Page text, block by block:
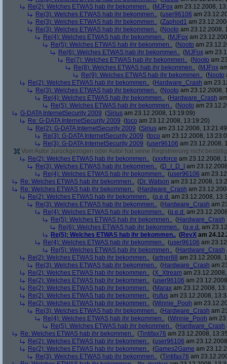
Re(2): Welches ETWAS hab ihr bekommen.. (MJFox am 23.12.2008,
Re(3): Welches ETWAS hab ihr bekommen.. (user96106 am
Re(3): Welches ETWAS hab ihr bekommen.. (Zaphod1 am
Re(3): Welches ETWAS hab ihr bekommen.. (Nooto am 23.12.2008,
Re(4): Welches ETWAS hab ihr bekommen.. (MJFox am
Re(5): Welches ETWAS hab ihr bekommen.. (Nooto am
Re(6): Welches ETWAS hab ihr bekommen.. (MJFox am
Re(7): Welches ETWAS hab ihr bekommen.. (Nooto am
Re(8): Welches ETWAS hab ihr bekommen.. (MJFox
Re(9): Welches ETWAS hab ihr bekommen.. (Nooto
Re(2): Welches ETWAS hab ihr bekommen.. (Hardware_Crash am
Re(3): Welches ETWAS hab ihr bekommen.. (Nooto am 23.12.2008,
Re(4): Welches ETWAS hab ihr bekommen.. (Hardware_Crash
Re(5): Welches ETWAS hab ihr bekommen.. (Nooto am
G-DATA InternetSecurity 2009 (Sirius am 23.12.2008, 13:19:09)
Re: G-DATA InternetSecurity 2009 (toco am 23.12.2008, 13:19:20)
Re(2): G-DATA InternetSecurity 2009 (Sirius am 23.12.2008,
Re(3): G-DATA InternetSecurity 2009 (toco am 23.12.2008,
Re(3): G-DATA InternetSecurity 2009 (user96106 am 23.12.2008,
Vom Autor zurückgezogen oder Autor hat seine Registrierung nicht
Re(2): Welches ETWAS hab ihr bekommen.. (xxxforce am 23.12.2008,
Re(3): Welches ETWAS hab ihr bekommen.. (D_I_D_I
am
Re(4): Welches ETWAS hab ihr bekommen.. (user96106 am
Re: Welches ETWAS hab ihr bekommen.. (Dr. Watson am 23.12.2008,
Re: Welches ETWAS hab ihr bekommen.. (Hardware_Crash am
Re(2): Welches ETWAS hab ihr bekommen.. (q.e.d. am 23.12.2008,
Re(3): Welches ETWAS hab ihr bekommen.. (Hardware_Crash am
Re(4): Welches ETWAS hab ihr bekommen.. (q.e.d. am
Re(5): Welches ETWAS hab ihr bekommen.. (Hardware_Crash
Re(6): Welches ETWAS hab ihr bekommen.. (q.e.d. am
Re(5): Welches ETWAS hab ihr bekommen.. (RevX am
Re(4): Welches ETWAS hab ihr bekommen.. (user96106 am
Re(5): Welches ETWAS hab ihr bekommen.. (Hardware_Crash
Re(2): Welches ETWAS hab ihr bekommen.. (artner88 am 23.12.2008,
Re(3): Welches ETWAS hab ihr bekommen.. (Hardware_Crash am
Re(2): Welches ETWAS hab ihr bekommen.. (X_Xtream am
Re(2): Welches ETWAS hab ihr bekommen.. (user96106 am
Re(2): Welches ETWAS hab ihr bekommen.. (Marax am 23.12.2008,
Re(2): Welches ETWAS hab ihr bekommen.. (rufus am 23.12.2008,
Re(2): Welches ETWAS hab ihr bekommen.. (Winnie_Pooh am
Re(3): Welches ETWAS hab ihr bekommen.. (Hardware_Crash am
Re(4): Welches ETWAS hab ihr bekommen.. (Winnie_Pooh am
Re(5): Welches ETWAS hab ihr bekommen.. (Hardware_Crash
Re: Welches ETWAS hab ihr bekommen.. (Tintifax76 am 23.12.2008,
Re(2): Welches ETWAS hab ihr bekommen.. (user96106 am
Re(2): Welches ETWAS hab ihr bekommen.. (Games2Game am
Re(3): Welches ETWAS hab ihr bekommen.. (Tintifax76 am